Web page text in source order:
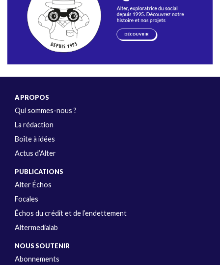
A PROPOS
Qui sommes-nous ?
La rédaction
Boîte à idées
Actus d’Alter
PUBLICATIONS
Alter Échos
Focales
Échos du crédit et de l’endettement
Altermedialab
NOUS SOUTENIR
Abonnements